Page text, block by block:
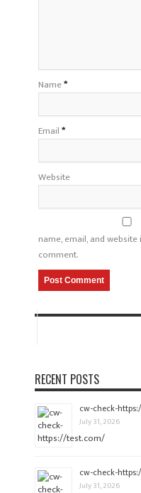
Name*
Email*
Website
name, email, and
comment.
RECENT POSTS
cw-check-
July 31, 2026
cw-check-
July 31, 2026